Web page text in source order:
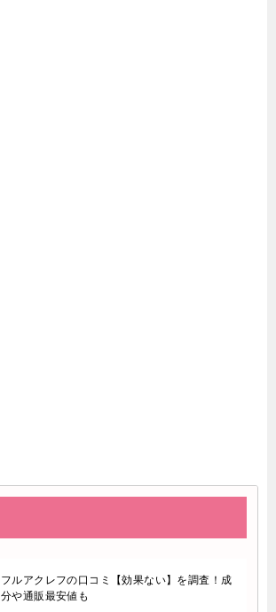
フルアクレフの口コミ【効果ない】を調査！成
分や通販最安値も